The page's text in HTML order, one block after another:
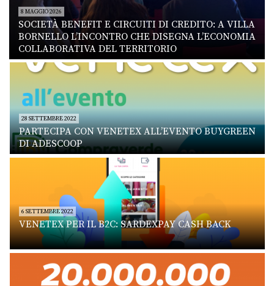
8 MAGGIO 2026
SOCIETÀ BENEFIT E CIRCUITI DI CREDITO: A VILLA
BORNELLO L’INCONTRO CHE DISEGNA L’ECONOMIA
COLLABORATIVA DEL TERRITORIO
28 SETTEMBRE 2022
PARTECIPA CON VENETEX ALL’EVENTO BUYGREEN
DI ADESCOOP
6 SETTEMBRE 2022
VENETEX PER IL B2C: SARDEXPAY CASH BACK